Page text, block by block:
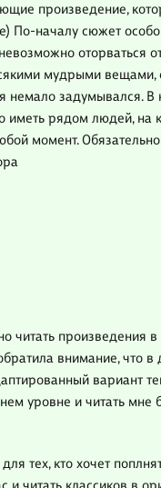
произведение,
По-началу сюжет особо
оторваться
мудрыми вещами,
немало задумывался. В
иметь рядом людей, на
момент.
читать произведения
внимание, что в
вариант
уровне и читать мне
тех, кто хочет